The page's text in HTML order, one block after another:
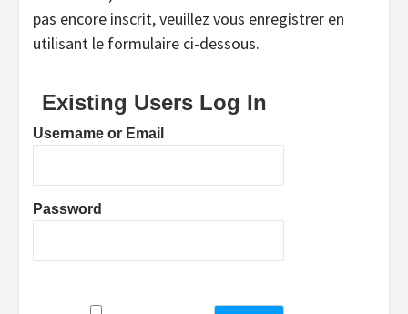
pas encore inscrit, veuillez vous enregistrer en
utilisant le formulaire ci-dessous.
Existing Users Log In
Username or Email
Password